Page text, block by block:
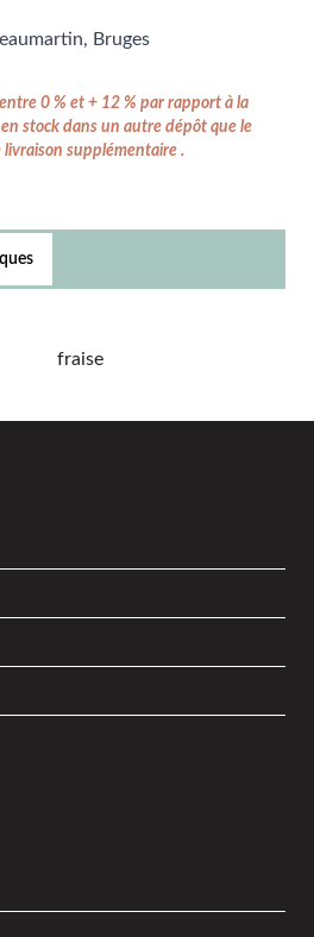
Bruges
0 % et + 12 % par rapport à la
stock dans un autre dépôt que le
supplémentaire .
fraise